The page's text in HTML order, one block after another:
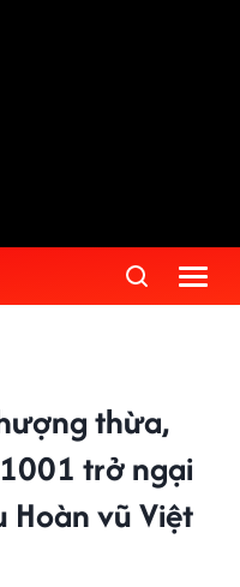
thừa,
trở ngại
Hoàn vũ Việt